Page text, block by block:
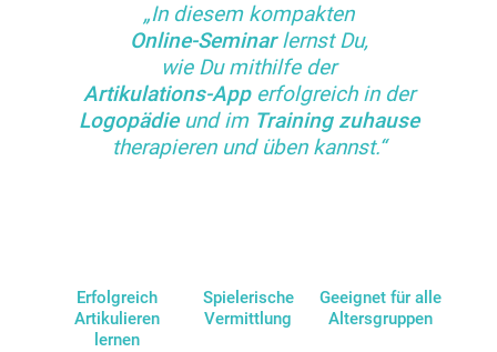
„In diesem kompakten
Online-Seminarlernst Du,
wie Du mithilfe der
Artikulations-App erfolgreich in der
Logopädieund im Training zuhause
therapieren und üben kannst.“
Erfolgreich
Artikulieren
lernen
Spielerische
Vermittlung
Geeignet für alle
Altersgruppen